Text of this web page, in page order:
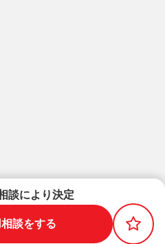
談により決定
談をする